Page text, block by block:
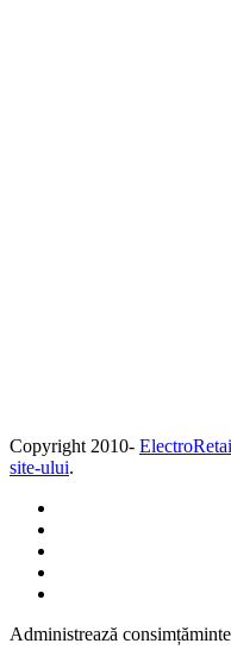
Copyright 2010-
site-ului.
Administrează